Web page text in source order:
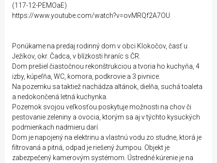
(117-12-PEMOaE)
https://www.youtube.com/watch?v=ovMRQf2A7OU
Ponúkame na predaj rodinný dom v obci Klokočov, časť u
Ježíkov, okr. Čadca, v blízkosti hraníc s ČR.
Dom prešiel čiastočnou rekonštrukciou a tvoria ho kuchyňa, 4
izby, kúpeľňa, WC, komora, podkrovie a 3 pivnice.
Na pozemku sa taktiež nachádza altánok, dielňa, suchá toaleta
a nedokončená letná kuchynka.
Pozemok svojou veľkosťou poskytuje možnosti na chov či
pestovanie zeleniny a ovocia, ktorým sa aj v týchto kysuckých
podmienkach nadmieru darí.
Dom je napojený na elektrinu a vlastnú vodu zo studne, ktorá je
filtrovaná a pitná, odpad je riešený žumpou. Objekt je
zabezpečený kamerovým systémom. Ústredné kúrenie je na